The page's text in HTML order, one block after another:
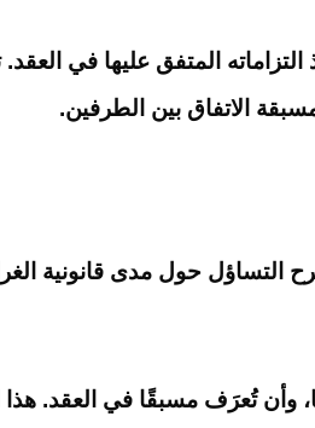
المتفق عليها في
الاتفاق بين الطرفين.
حول مدى قانونية
وأن تُعرَف مسبقًا في العقد.